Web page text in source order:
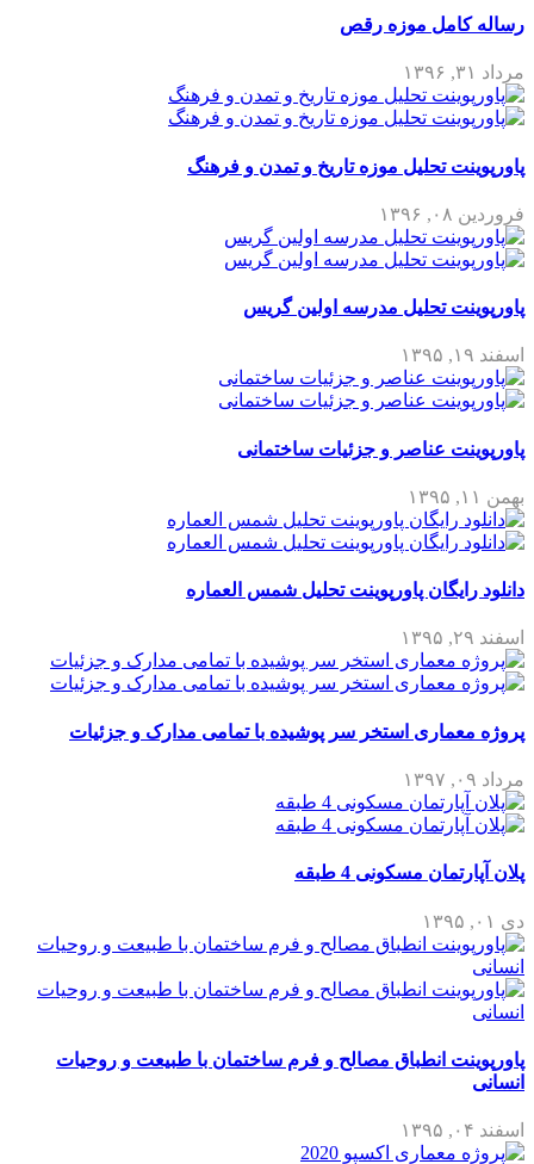
رساله کامل موزه رقص
مرداد ۳۱, ۱۳۹۶
پاورپوینت تحلیل موزه تاریخ و تمدن و فرهنگ
فروردین ۰۸, ۱۳۹۶
پاورپوینت تحلیل مدرسه اولین گریس
اسفند ۱۹, ۱۳۹۵
پاورپوینت عناصر و جزئیات ساختمانی
بهمن ۱۱, ۱۳۹۵
دانلود رایگان پاورپوینت تحلیل شمس العماره
اسفند ۲۹, ۱۳۹۵
پروژه معماری استخر سر پوشیده با تمامی مدارک و جزئیات
مرداد ۰۹, ۱۳۹۷
پلان آپارتمان مسکونی 4 طبقه
دی ۰۱, ۱۳۹۵
پاورپوینت انطباق مصالح و فرم ساختمان با طبیعت و روحیات
انسانی
اسفند ۰۴, ۱۳۹۵